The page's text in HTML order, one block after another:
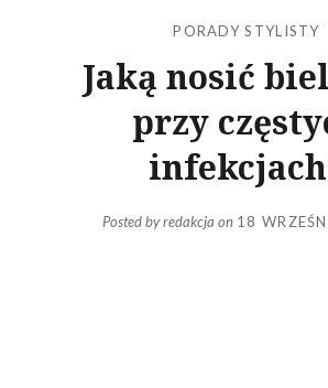
PORADY STYLISTY
Jaką nosić
przy
Posted byredakcja on 18